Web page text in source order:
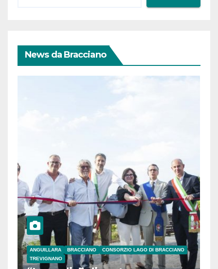
News da Bracciano
ANGUILLARA BRACCIANO
CONSORZIO LAGO DI BRACCIANO
TREVIGNANO